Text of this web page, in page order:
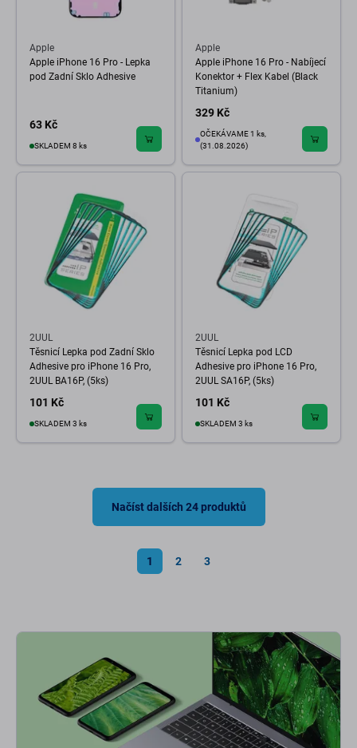
Apple
Apple iPhone 16 Pro - Lepka
pod Zadní Sklo Adhesive
63 Kč
SKLADEM 8 ks
Apple
Apple iPhone 16 Pro - Nabíjecí
Konektor + Flex Kabel (Black
Titanium)
329 Kč
OČEKÁVAME 1 ks,
(31.08.2026)
2UUL
Těsnicí Lepka pod Zadní Sklo
Adhesive pro iPhone 16 Pro,
2UUL BA16P, (5ks)
101 Kč
SKLADEM 3 ks
2UUL
Těsnicí Lepka pod LCD
Adhesive pro iPhone 16 Pro,
2UUL SA16P, (5ks)
101 Kč
SKLADEM 3 ks
Načíst dalších 24 produktů
1 2 3